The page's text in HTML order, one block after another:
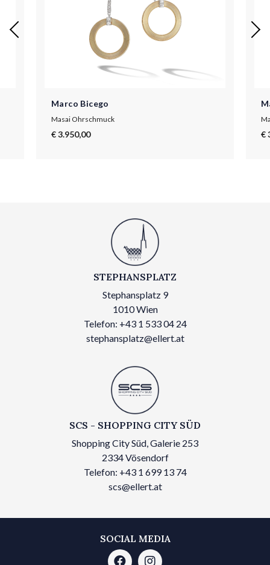
Marco Bicego
Masai Ohrschmuck
€ 3.950,00 €
STEPHANSPLATZ
Stephansplatz 9
1010 Wien
Telefon: +43 1 533 04 24
stephansplatz@ellert.at
SCS - SHOPPING CITY SÜD
Shopping City Süd, Galerie 253
2334 Vösendorf
Telefon: +43 1 699 13 74
scs@ellert.at
SOCIAL MEDIA